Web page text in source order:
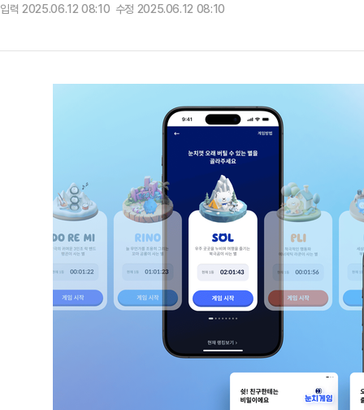
입력 2025.06.12 08:10 수정 2025.06.12 08:10